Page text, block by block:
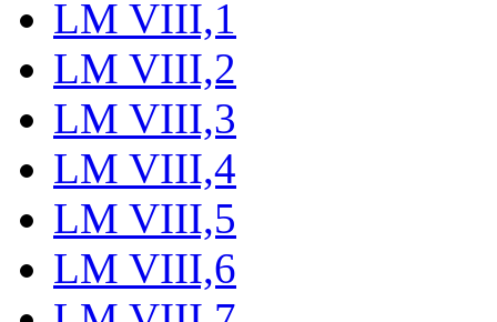
LM VIII,1
LM VIII,2
LM VIII,3
LM VIII,4
LM VIII,5
LM VIII,6